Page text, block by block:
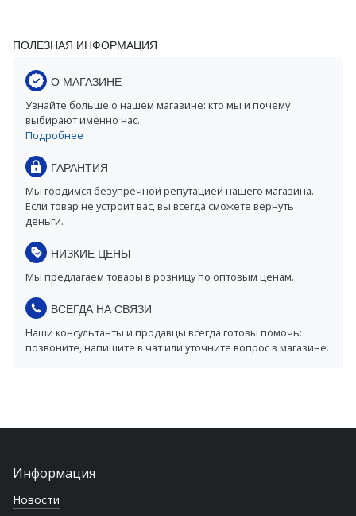
ПОЛЕЗНАЯ ИНФОРМАЦИЯ
О МАГАЗИНЕ
Узнайте больше о нашем магазине: кто мы и почему
выбирают именно нас.
Подробнее
ГАРАНТИЯ
Мы гордимся безупречной репутацией нашего магазина.
Если товар не устроит вас, вы всегда сможете вернуть
деньги.
НИЗКИЕ ЦЕНЫ
Мы предлагаем товары в розницу по оптовым ценам.
ВСЕГДА НА СВЯЗИ
Наши консультанты и продавцы всегда готовы помочь:
позвоните, напишите в чат или уточните вопрос в магазине.
Информация
Новости